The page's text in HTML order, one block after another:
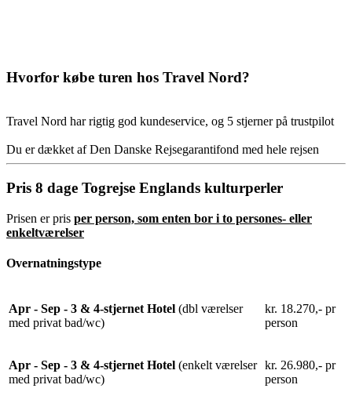
Hvorfor købe turen hos Travel Nord?
Travel Nord har rigtig god kundeservice, og 5 stjerner på trustpilot
Du er dækket af Den Danske Rejsegarantifond med hele rejsen
Pris 8 dage Togrejse Englands kulturperler
Prisen er pris per person, som enten bor i to persones- eller
enkeltværelser
Overnatningstype
Apr - Sep - 3 & 4-stjernet Hotel (dbl værelser
med privat bad/wc)
kr. 18.270,- pr
person
Apr - Sep - 3 & 4-stjernet Hotel (enkelt værelser
med privat bad/wc)
kr. 26.980,- pr
person